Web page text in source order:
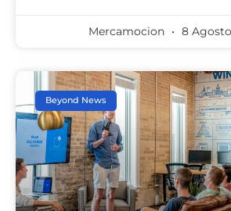
Mercamocion 8
Beyond News